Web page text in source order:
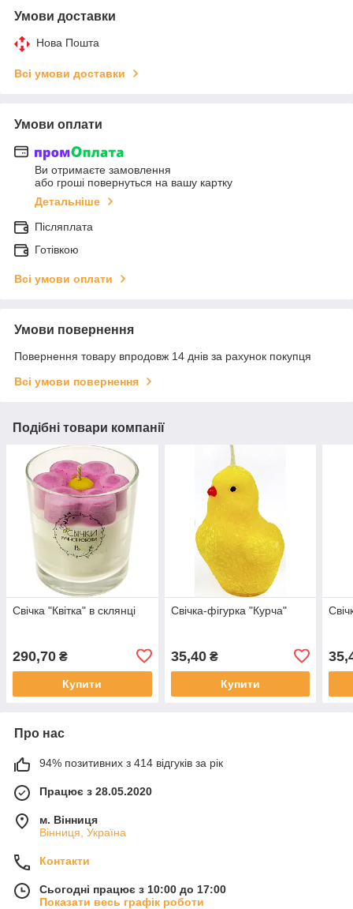
Умови доставки
Нова Пошта
Всі умови доставки
Умови оплати
Ви отримаєте замовлення
або гроші повернуться на вашу картку
Детальніше
Післяплата
Готівкою
Всі умови оплати
Умови повернення
Повернення товару впродовж 14 днів за рахунок покупця
Всі умови повернення
Подібні товари компанії
Свічка "Квітка" в склянці
290,70 ₴
Купити
Свічка-фігурка "Курча"
35,40₴
Купити
Про нас
94% позитивних з 414 відгуків за рік
Працює з 28.05.2020
м. Вінниця
Вінниця, Україна
Контакти
Сьогодні працює з 10:00 до 17:00
Показати весь графік роботи